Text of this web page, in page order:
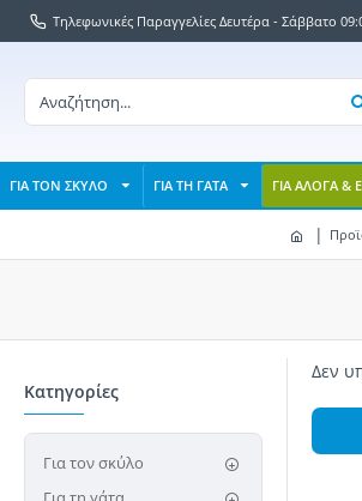
Τηλεφωνικές Παραγγελίες Δευτέρα - Σάββατο
ΓΙΑ ΤΟΝ ΣΚΥΛΟ ΓΙΑ ΤΗ ΓΑΤΑ ΓΙΑ ΑΛΟΓΑ &
Κατηγορίες
Για τον σκύλο
Δεν